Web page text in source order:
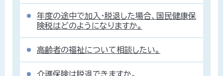
年度の途中で加入・脱退した場合、国民健康保
険税はどのようになりますか。
高齢者の福祉について相談したい。
介護保険は脱退できますか。